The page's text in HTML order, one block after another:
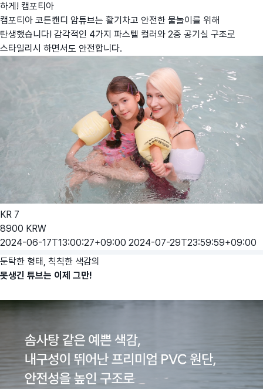
하게! 캠포티아
캠포티아 코튼캔디 암튜브는 활기차고 안전한 물놀이를 위해
탄생했습니다! 감각적인 4가지 파스텔 컬러와 2중 공기실 구조로
스타일리시 하면서도 안전합니다.
KR 7
8900 KRW
2024-06-17T13:00:27+09:00 2024-07-29T23:59:59+09:00
둔탁한 형태, 칙칙한 색감의
못생긴 튜브는 이제 그만!